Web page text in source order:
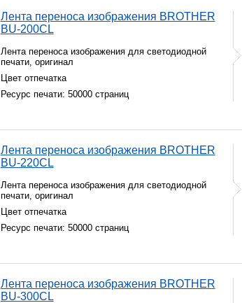
Лента переноса изображения BROTHER
BU-200CL
Лента переноса изображения для светодиодной
печати, оригинал
Цвет отпечатка
Ресурс печати: 50000 страниц
Лента переноса изображения BROTHER
BU-220CL
Лента переноса изображения для светодиодной
печати, оригинал
Цвет отпечатка
Ресурс печати: 50000 страниц
Лента переноса изображения BROTHER
BU-300CL